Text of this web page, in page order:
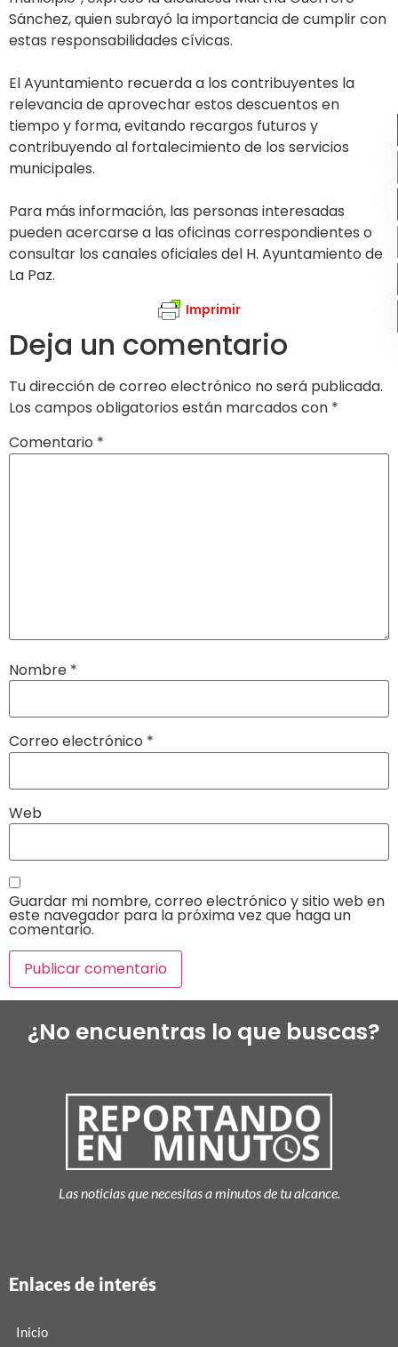
Sánchez, quien subrayó la importancia de cumplir con
estas responsabilidades cívicas.
El Ayuntamiento recuerda a los contribuyentes la
relevancia de aprovechar estos descuentos en
tiempo y forma, evitando recargos futuros y
contribuyendo al fortalecimiento de los servicios
municipales.
Para más información, las personas interesadas
pueden acercarse a las oficinas correspondientes o
consultar los canales oficiales del H. Ayuntamiento de
La Paz.
Imprimir
Deja un comentario
Tu dirección de correo electrónico no será publicada.
Los campos obligatorios están marcados con *
Comentario *
Nombre *
Correo electrónico *
Web
Guardar mi nombre, correo electrónico y sitio web en
este navegador para la próxima vez que haga un
comentario.
¿No encuentras lo que buscas?
Las noticias que necesitas a minutos de tu alcance.
Enlaces de interés
Inicio